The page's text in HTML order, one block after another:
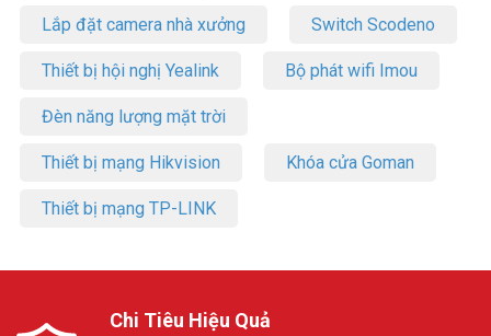
Lắp đặt camera nhà xưởng Switch Scodeno
Thiết bị hội nghị Yealink Bộ phát wifi Imou
Đèn năng lượng mặt trời
Thiết bị mạng Hikvision Khóa cửa Goman
Thiết bị mạng TP-LINK
Chi Tiêu Hiệu Quả